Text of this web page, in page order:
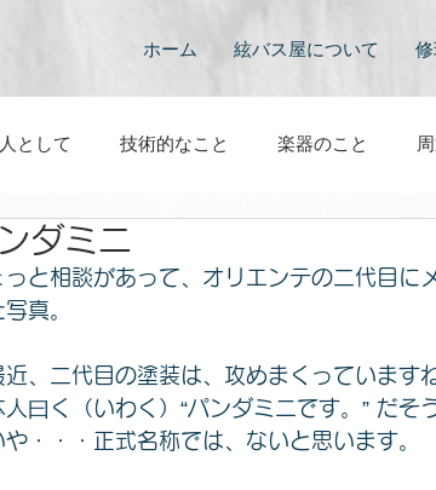
ホーム 絃バス屋について
として 技術的なこと 楽器のこと
動の中で感じたこと
ダミニ
っと相談があって、オリエンテの二代目に
真。
、二代目の塗装は、攻めまくっていますね
曰く（いわく）“パンダミニです。” だそ
・・・正式名称では、ないと思います。